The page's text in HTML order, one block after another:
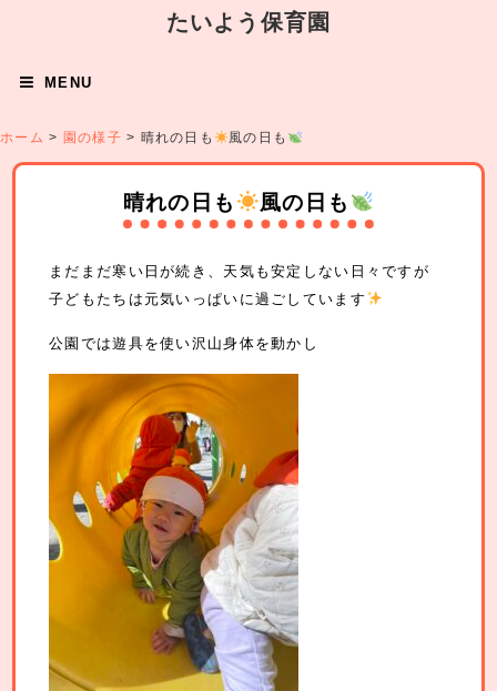
たいよう保育園
MENU
ホーム > 園の様子 > 晴れの日も 風の日も
晴れの日も 風の日も
まだまだ寒い日が続き、天気も安定しない日々ですが
子どもたちは元気いっぱいに過ごしています
公園では遊具を使い沢山身体を動かし